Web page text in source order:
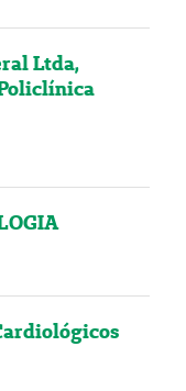
Ltda,